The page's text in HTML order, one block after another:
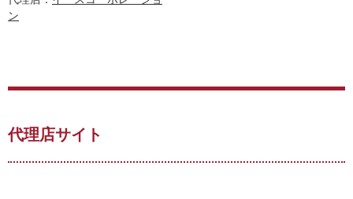
ン
代理店サイト